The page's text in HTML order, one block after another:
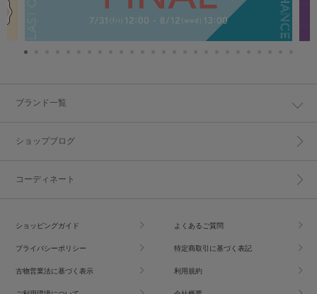
ブランド一覧
ショップブログ
コーディネート
ショッピングガイド よくあるご質問
プライバシーポリシー 特定商取引に基づく表記
古物営業法に基づく表示 利用規約